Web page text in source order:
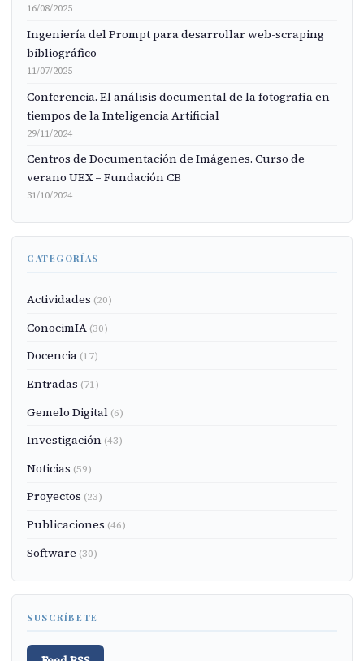
16/08/2025
Ingeniería del Prompt para desarrollar web-scraping
bibliográfico
11/07/2025
Conferencia. El análisis documental de la fotografía en
tiempos de la Inteligencia Artificial
29/11/2024
Centros de Documentación de Imágenes. Curso de
verano UEX – Fundación CB
31/10/2024
CATEGORÍAS
Actividades (20)
ConocimIA (30)
Docencia (17)
Entradas (71)
Gemelo Digital (6)
Investigación (43)
Noticias (59)
Proyectos (23)
Publicaciones (46)
Software (30)
SUSCRÍBETE